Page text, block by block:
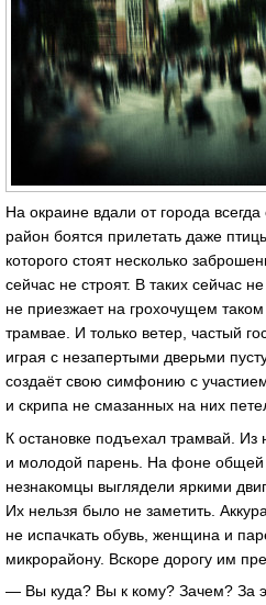
На окраине вдали от города
район боятся прилетать даже
которого стоят несколько
сейчас не строят. В таких сейчас
не приезжает на грохочущем таком
трамвае. И только ветер, частый
играя с незапертыми дверьми
создаёт свою симфонию с
и скрипа не смазанных на них
К остановке подъехал трамвай.
и молодой парень. На фоне общей
незнакомцы выглядели яркими
Их нельзя было не заметить.
не испачкать обувь, женщина и
микрорайону. Вскоре дорогу им
— Вы куда? Вы к кому? Зачем? За